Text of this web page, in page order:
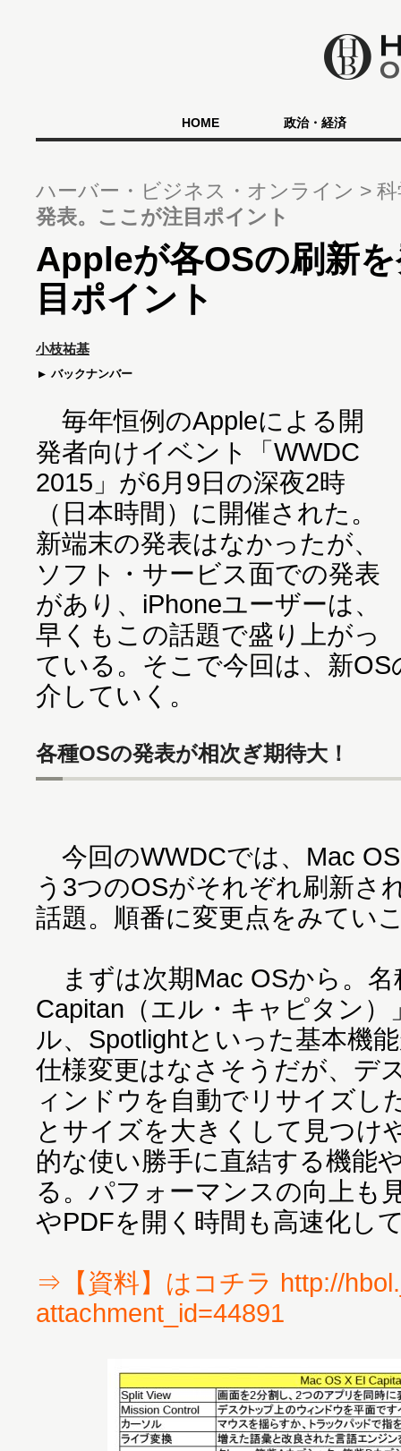
HOME 政治・経済
ハーバー・ビジネス・オンライン
発表。ここが注目ポイント
Appleが各OSの刷新
目ポイント
小枝祐基
バックナンバー
毎年恒例のAppleによる開
発者向けイベント「WWDC
2015」が6月9日の深夜2時
（日本時間）に開催された。
新端末の発表はなかったが、
ソフト・サービス面での発表
があり、iPhoneユーザーは、
早くもこの話題で盛り上がっ
ている。そこで今回は、新
介していく。
各種OSの発表が相次ぎ期待大！
今回のWWDCでは、Mac
う3つのOSがそれぞれ刷新さ
話題。順番に変更点をみてい
まずは次期Mac OSから。名
Capitan（エル・キャピタン
ル、Spotlightといった基本機
仕様変更はなさそうだが、デ
ィンドウを自動でリサイズし
とサイズを大きくして見つけ
的な使い勝手に直結する機能
る。パフォーマンスの向上も
やPDFを開く時間も高速化し
⇒【資料】はコチラ http://
attachment_id=44891